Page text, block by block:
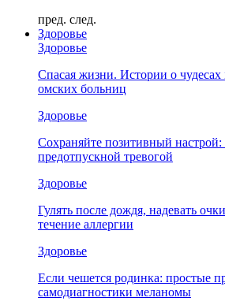
пред. след.
Здоровье
Здоровье
Спасая жизни. Истории о
омских больниц
Здоровье
Сохраняйте позитивный настрой:
предотпускной тревогой
Здоровье
Гулять после дождя, надевать
течение аллергии
Здоровье
Если чешется родинка: простые
самодиагностики меланомы